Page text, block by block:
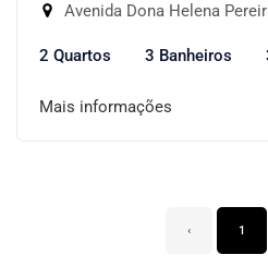
Avenida Dona Helena Pereira de Moraes
2 Quartos 3 Banheiros
Mais informações
‹ 1